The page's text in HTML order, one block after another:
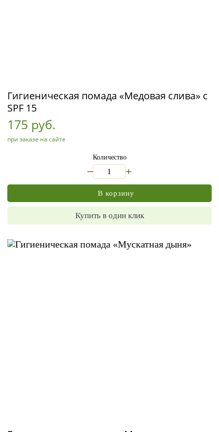
Гигиеническая помада «Медовая слива» с
SPF 15
175 руб.
при заказе на сайте
Количество
+
В корзину
Купить в один клик